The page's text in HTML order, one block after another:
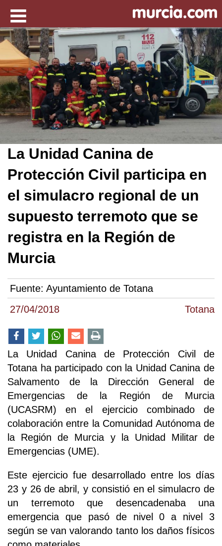
27/04/2018 Totana
La Unidad Canina de
Protección Civil participa en
el simulacro regional de un
supuesto terremoto que se
registra en la Región de
Murcia
Fuente: Ayuntamiento de Totana
La Unidad Canina de Protección Civil de
Totana ha participado con la Unidad Canina de
Salvamento de la Dirección General de
Emergencias de la Región de Murcia
(UCASRM) en el ejercicio combinado de
colaboración entre la Comunidad Autónoma de
la Región de Murcia y la Unidad Militar de
Emergencias (UME).
Este ejercicio fue desarrollado entre los días
23 y 26 de abril, y consistió en el simulacro de
un terremoto que desencadenaba una
emergencia que pasó de nivel 0 a nivel 3
según se van valorando tanto los daños físicos